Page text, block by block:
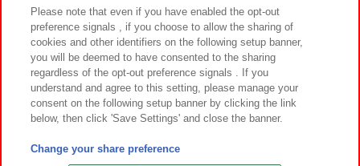
カスタマーハラスメント対応方針 よくあるご質問・お問い合わせ
©Bandai Namco Amusement Inc.
©Bandai Namco Amusement Lab Inc.
Please note that even if you have enabled the opt-out
preference signals , if you choose to allow the sharing of
cookies and other identifiers on the following setup banner,
you will be deemed to have consented to the sharing
regardless of the opt-out preference signals . If you
understand and agree to this setting, please manage your
consent on the following setup banner by clicking the link
below, then click 'Save Settings' and close the banner.
Change your share preference